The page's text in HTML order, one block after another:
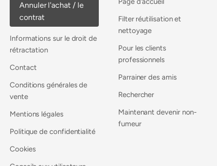
Annuler l'achat / le
contrat
Informations sur le droit de
rétractation
Contact
Conditions générales de
vente
Mentions légales
Politique de confidentialité
Cookies
Filter réutilisation et
nettoyage
Pour les clients
professionnels
Parrainer des amis
Rechercher
Maintenant devenir non-
fumeur